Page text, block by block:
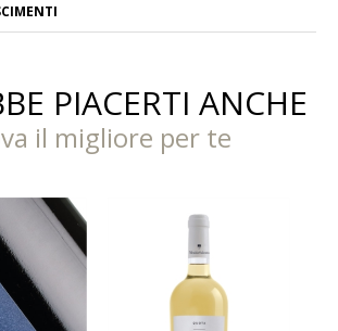
PIACERTI ANCHE
il migliore per te